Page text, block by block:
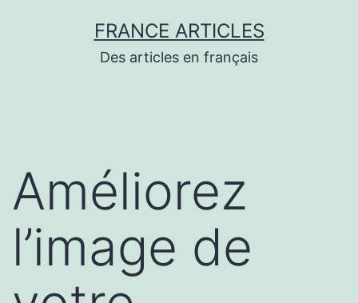
FRANCE ARTICLES
Des articles en français
Améliorez
l’image de